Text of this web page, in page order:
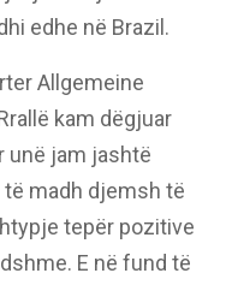
edhe në Brazil.
Allgemeine
kam dëgjuar
unë jam jashtë
të madh djemsh të
tepër pozitive
E në fund të